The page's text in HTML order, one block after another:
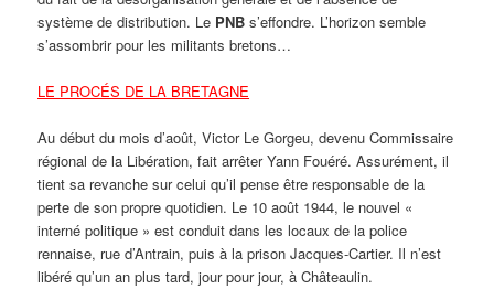
système de distribution. Le PNB s’effondre. L’horizon semble
s’assombrir pour les militants bretons…
LE PROCÉS DE LA BRETAGNE
Au début du mois d’août, Victor Le Gorgeu, devenu Commissaire
régional de la Libération, fait arrêter Yann Fouéré. Assurément, il
tient sa revanche sur celui qu’il pense être responsable de la
perte de son propre quotidien. Le 10 août 1944, le nouvel «
interné politique » est conduit dans les locaux de la police
rennaise, rue d’Antrain, puis à la prison Jacques-Cartier. Il n’est
libéré qu’un an plus tard, jour pour jour, à Châteaulin.